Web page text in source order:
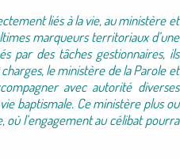
liés à la vie, au ministère et
marqueurs territoriaux d’une
par des tâches gestionnaires, ils
le ministère de la Parole et
avec autorité diverses
baptismale. Ce ministère plus ou
l’engagement au célibat pourra